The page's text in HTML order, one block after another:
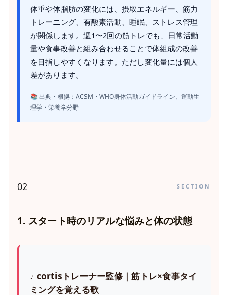
体重や体脂肪の変化には、摂取エネルギー、筋力
トレーニング、有酸素活動、睡眠、ストレス管理
が関係します。週1〜2回の筋トレでも、日常活動
量や食事改善と組み合わせることで体組成の改善
を目指しやすくなります。ただし変化量には個人
差があります。
📚 出典・根拠：ACSM・WHO身体活動ガイドライン、運動生
理学・栄養学分野
02 SECTION
1. スタート時のリアルな悩みと体の状態
♪ cortisトレーナー監修｜筋トレ×食事タイ
ミングを覚える歌